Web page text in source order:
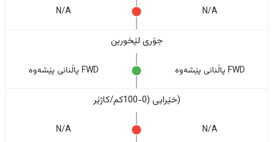
N/A
N/A
جۆری لێخورین
FWD پاڵنانی پێشەوە FWD پاڵنانی پێشەوە
(خێرایی (0-100کم/کاژێر
N/A
N/A